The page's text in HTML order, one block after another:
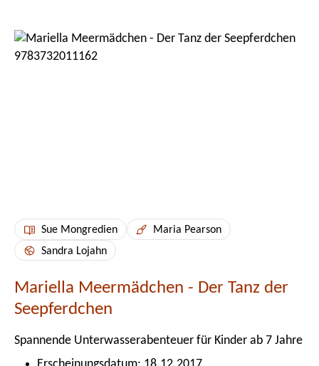
Bildergalerie überspringen
Sue Mongredien
Maria Pearson
Sandra Lojahn
Mariella Meermädchen - Der Tanz der
Seepferdchen
Spannende Unterwasserabenteuer für Kinder ab 7 Jahre